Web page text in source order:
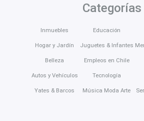
Categorías
Inmuebles
Hogar y Jardín
Belleza
Autos y Vehículos
Yates & Barcos
Educación
Juguetes & Infantes
Empleos en Chile
Tecnología
Música Moda Arte